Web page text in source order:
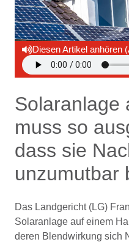
Diesen Artikel anhören
Solaranlage
muss so
dass sie
unzumutbar
Das Landgericht (LG)
Solaranlage auf einem
deren Blendwirkung sich